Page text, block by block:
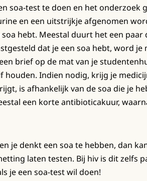
soa-test te doen en het onderzoek
en een uitstrijkje afgenomen
hebt. Meestal duurt het een paar
dat je een soa hebt, word je
brief op de mat van je
houden. Indien nodig, krijg je
is afhankelijk van de soa die je
een korte antibioticakuur,
je denkt een soa te hebben, dan
laten testen. Bij hiv is dit zelfs
je een soa-test wil doen!